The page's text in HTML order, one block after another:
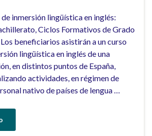
inmersión lingüística en inglés:
Ciclos Formativos de Grado
beneficiarios asistirán a un curso
lingüística en inglés de una
en distintos puntos de España,
actividades, en régimen de
nativo de países de lengua …